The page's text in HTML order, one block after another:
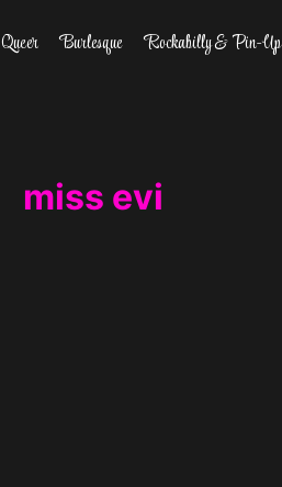
Queer Burlesque Rockabilly & Pin-Up
miss evi